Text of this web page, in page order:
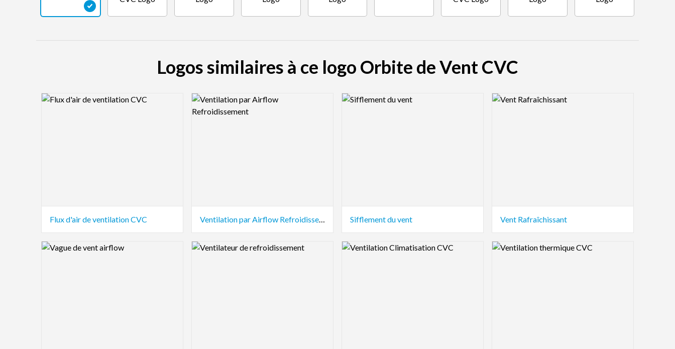
Logos similaires à ce logo Orbite de Vent CVC
Logo Preview Image
Flux d'air de ventilation CVC
Logo Preview Image
Ventilation par Airflow Refroidissement
Logo Preview Image
Sifflement du vent
Logo Preview Image
Vent Rafraîchissant
Logo Preview Image Logo Preview Image Logo Preview Image Logo Preview Image